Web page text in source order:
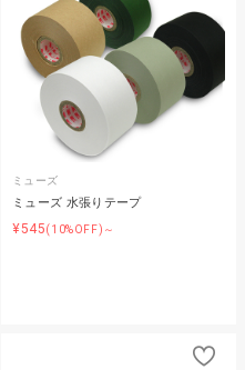
ミューズ
ミューズ 水張りテープ
¥545(10%OFF)～